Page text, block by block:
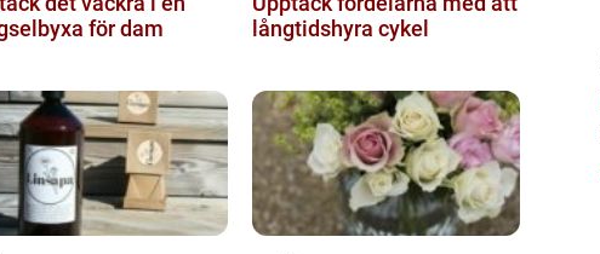
för dam
långtidshyra cykel